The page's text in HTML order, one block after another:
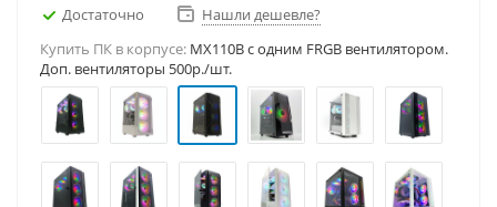
Достаточно
Нашли дешевле?
Купить ПК в корпусе: MX110B c одним FRGB вентилятором.
Доп. вентиляторы 500р./шт.